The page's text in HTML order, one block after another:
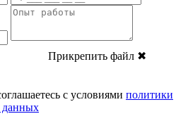
Прикрепить файл ✖
с условиями политики
данных